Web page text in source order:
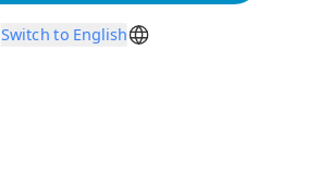
Switch to English